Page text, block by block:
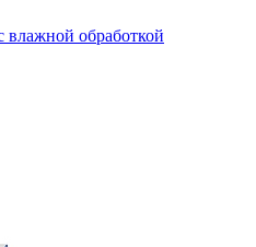
влажной обработкой